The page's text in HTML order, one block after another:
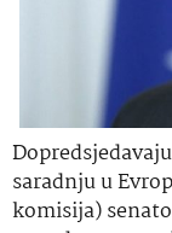
saradnju u
komisija)